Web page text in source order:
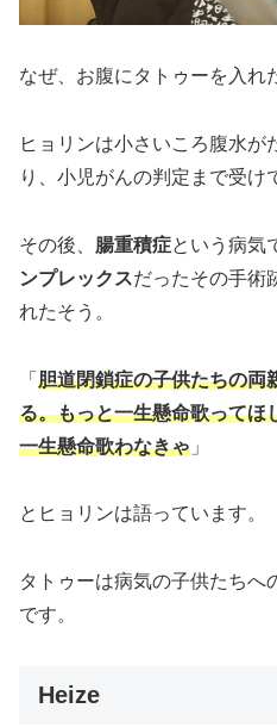
なぜ、お腹にタトゥーを入れ
ヒョリンは小さいころ腹水が
り、小児がんの判定まで受け
その後、 腸重積症という病気
ンプレックスだったその手術
れたそう。
「 胆道閉鎖症の子供たちの両
る。もっと一生懸命歌ってほ
一生懸命歌わなきゃ 」
とヒョリンは語っています。
タトゥーは病気の子供たちへ
です。
Heize